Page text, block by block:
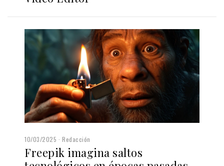
10/03/2025 Redacción
Freepik imagina saltos